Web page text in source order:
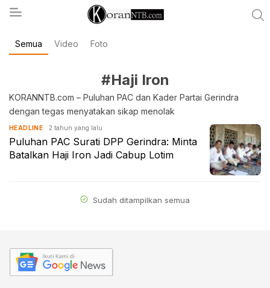
koranntb.com
Semua Video Foto
#Haji Iron
KORANNTB.com – Puluhan PAC dan Kader Partai Gerindra
dengan tegas menyatakan sikap menolak
HEADLINE 2 tahun yang lalu
Puluhan PAC Surati DPP Gerindra: Minta
Batalkan Haji Iron Jadi Cabup Lotim
Sudah ditampilkan semua